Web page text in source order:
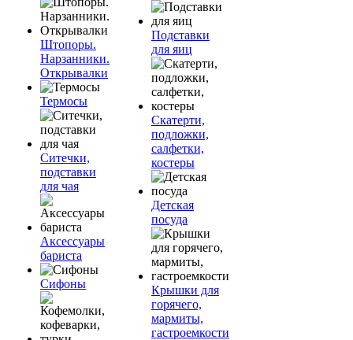
Штопоры.
Нарзанники.
Открывалки
Термосы
Ситечки,
подставки
для чая
Аксессуары
бариста
Сифоны
Подставки
для яиц
Скатерти,
подложки,
салфетки,
костеры
Детская
посуда
Крышки для
горячего,
мармиты,
гастроемкости